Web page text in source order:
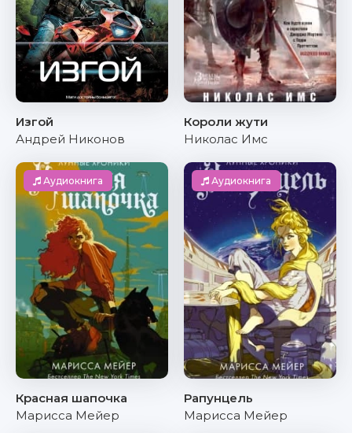
Изгой
Андрей Никонов
Короли жути
Николас Имс
Аудиокнига
Красная шапочка
Марисса Мейер
Аудиокнига
Рапунцель
Марисса Мейер